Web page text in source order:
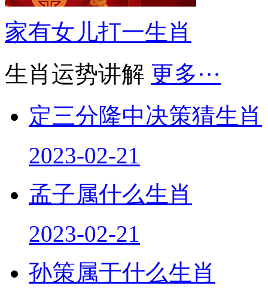
家有女儿打一生肖
生肖运势讲解 更多···
定三分隆中决策猜生肖
2023-02-21
孟子属什么生肖
2023-02-21
孙策属于什么生肖